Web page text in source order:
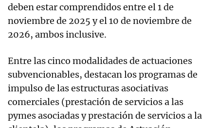
deben estar comprendidos entre el 1 de
noviembre de 2025 y el 10 de noviembre de
2026, ambos inclusive.
Entre las cinco modalidades de actuaciones
subvencionables, destacan los programas de
impulso de las estructuras asociativas
comerciales (prestación de servicios a las
pymes asociadas y prestación de servicios a la